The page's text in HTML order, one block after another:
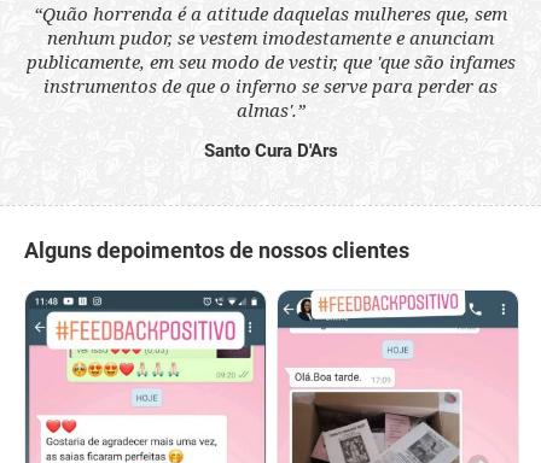
“Quão horrenda é a atitude daquelas mulheres que, sem
nenhum pudor, se vestem imodestamente e anunciam
publicamente, em seu modo de vestir, que 'que são infames
instrumentos de que o inferno se serve para perder as
almas'.”
Santo Cura D'Ars
Alguns depoimentos de nossos clientes